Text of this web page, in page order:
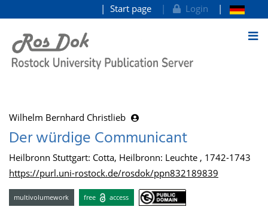
goto contents
Start page Login
Wilhelm Bernhard Christlieb
Der würdige Communicant
Heilbronn Stuttgart: Cotta, Heilbronn: Leuchte , 1742-1743
https://purl.uni-rostock.de/rosdok/ppn832189839
multivolumework free access